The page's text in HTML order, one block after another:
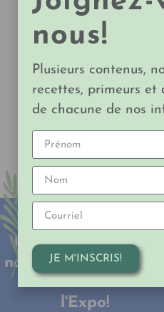
CAFÉ EN
par
Restez informé des
nouveautés, concours
et événements de
l'Expo!
nous!
Plusieurs contenus,
recettes, primeurs et
de chacune de nos
JE M'INSCRIS!